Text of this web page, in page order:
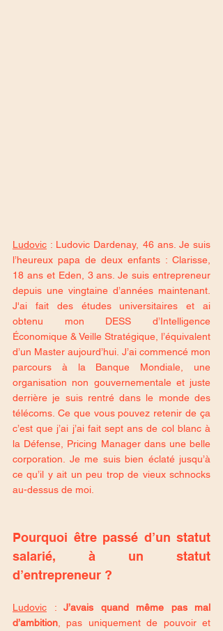
Ludovic : Ludovic Dardenay, 46 ans. Je suis
l’heureux papa de deux enfants : Clarisse,
18 ans et Eden, 3 ans. Je suis entrepreneur
depuis une vingtaine d’années maintenant.
J'ai fait des études universitaires et ai
obtenu mon DESS d’Intelligence
Économique & Veille Stratégique, l’équivalent
d’un Master aujourd’hui. J’ai commencé mon
parcours à la Banque Mondiale, une
organisation non gouvernementale et juste
derrière je suis rentré dans le monde des
télécoms. Ce que vous pouvez retenir de ça
c’est que j’ai j’ai fait sept ans de col blanc à
la Défense, Pricing Manager dans une belle
corporation. Je me suis bien éclaté jusqu’à
ce qu’il y ait un peu trop de vieux schnocks
au-dessus de moi.
Pourquoi être passé d’un statut
salarié, à un statut
d’entrepreneur ?
Ludovic : J’avais quand même pas mal
d’ambition , pas uniquement de pouvoir et